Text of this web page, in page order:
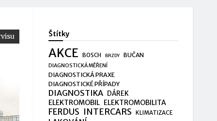
Štítky
AKCE BOSCH BRZDY BUČAN
DIAGNOSTICKÁ MĚŘENÍ
DIAGNOSTICKÁ PRAXE
DIAGNOSTICKÉ PŘÍPADY
DIAGNOSTIKA DÁREK
ELEKTROMOBIL ELEKTROMOBILITA
FERDUS INTERCARS KLIMATIZACE